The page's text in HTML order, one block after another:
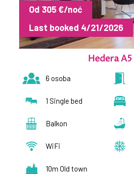
Od 305 €/noć
Last booked 4/21/2026
Hedera A5
6 osoba
1 Single bed
Balkon
WiFi
10m Old town